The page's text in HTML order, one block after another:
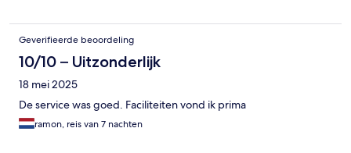
Geverifieerde beoordeling
10/10 – Uitzonderlijk
18 mei 2025
De service was goed. Faciliteiten vond ik prima
ramon, reis van 7 nachten